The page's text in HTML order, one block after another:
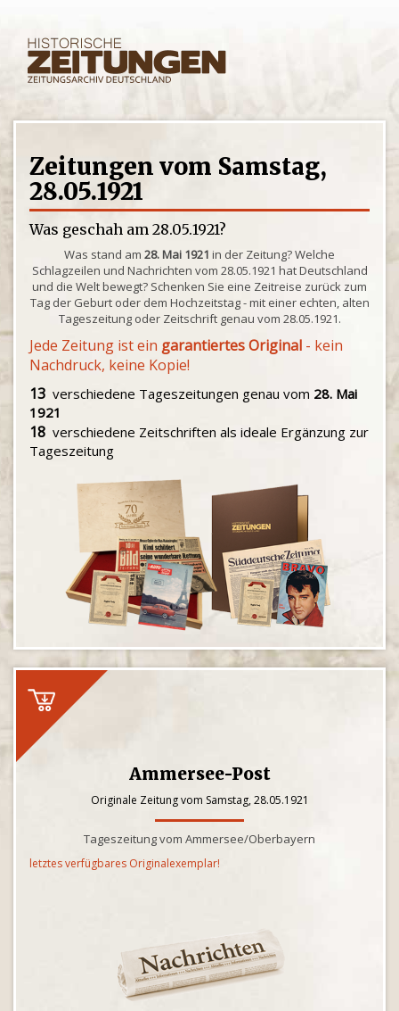
Zeitungen vom Samstag,
28.05.1921
Was geschah am 28.05.1921?
Was stand am 28. Mai 1921 in der Zeitung? Welche
Schlagzeilen und Nachrichten vom 28.05.1921 hat Deutschland
und die Welt bewegt? Schenken Sie eine Zeitreise zurück zum
Tag der Geburt oder dem Hochzeitstag - mit einer echten, alten
Tageszeitung oder Zeitschrift genau vom 28.05.1921.
Jede Zeitung ist ein garantiertes Original - kein
Nachdruck, keine Kopie!
13 verschiedene Tageszeitungen genau vom 28. Mai
1921
18 verschiedene Zeitschriften als ideale Ergänzung zur
Tageszeitung
Ammersee-Post
Originale Zeitung vom Samstag, 28.05.1921
Tageszeitung vom Ammersee/Oberbayern
letztes verfügbares Originalexemplar!